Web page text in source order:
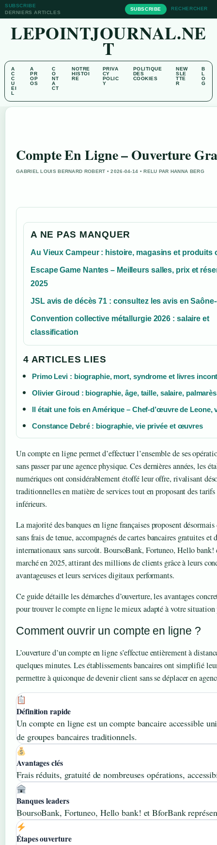
SUBSCRIBE
DERNIERS ARTICLES
SUBSCRIBE RECHERCHER
LEPOINTJOURNAL.NE
T
A
C
C
U
EI
L
A
PR
OP
OS
C
O
NT
A
CT
NOTRE
HISTOI
RE
PRIVA
CY
POLIC
Y
POLITIQUE
DES
COOKIES
NEW
SLE
TTE
R
B
L
O
G
Compte En Ligne – Ouverture
GABRIEL LOUIS BERNARD ROBERT • 2026-04-14 • RELU PAR HANNA BERG
A NE PAS MANQUER
Au Vieux Campeur : histoire, magasins et produits
Escape Game Nantes – Meilleurs salles, prix et
2025
JSL avis de décès 71 : consultez les avis en
Convention collective métallurgie 2026 : salaire et
classification
4 ARTICLES LIES
Primo Levi : biographie, mort, syndrome et livres
Olivier Giroud : biographie, âge, taille, salaire, palmarès
Il était une fois en Amérique – Chef-d’œuvre de Leone,
Constance Debré : biographie, vie privée et œuvres
Un compte en ligne permet d’effectuer l’ensemble de ses
sans passer par une agence physique. Ces dernières années, les
numériques ont considérablement étoffé leur offre, rivalisant
traditionnelles en matière de services tout en proposant des
inférieurs.
La majorité des banques en ligne françaises proposent désormais
sans frais de tenue, accompagnés de cartes bancaires gratuites et
internationaux sans surcoût. BoursoBank, Fortuneo, Hello
marché en 2025, attirant des millions de clients grâce à leurs
avantageuses et leurs services digitaux performants.
Ce guide détaille les démarches d’ouverture, les avantages
pour trouver le compte en ligne le mieux adapté à votre situation
Comment ouvrir un compte en ligne ?
L’ouverture d’un compte en ligne s’effectue entièrement à
quelques minutes. Les établissements bancaires ont simplifié
permettre à quiconque de devenir client sans se déplacer en
Définition rapide
Un compte en ligne est un compte bancaire accessible
de groupes bancaires traditionnels.
Avantages clés
Frais réduits, gratuité de nombreuses opérations,
Banques leaders
BoursoBank, Fortuneo, Hello bank! et BforBank
Étapes ouverture